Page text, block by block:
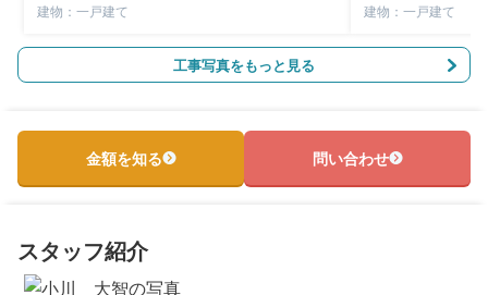
建物：一戸建て
建物：一戸建て
工事写真をもっと見る
金額を知る 問い合わせ
スタッフ紹介